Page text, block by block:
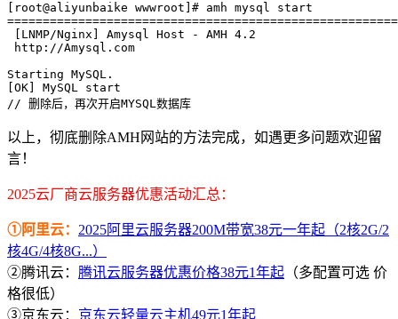
[root@aliyunbaike wwwroot]# amh mysql start
[LNMP/Nginx] Amysql Host - AMH 4.2
http://Amysql.com
Starting MySQL.
[OK] MySQL start
// 删除后，再次开启MYSQL数据库
以上，彻底删除AMH网站的方法完成，如遇更多问题欢迎留
言！
2025云厂商云服务器优惠活动汇总：
①阿里云： 2025阿里云服务器200M带宽38元一年起（2核2G/2
核4G/4核8G...）
②腾讯云： 腾讯云服务器优惠价格38元1年起 （多配置可选 价
格很低）
③京东云： 京东云轻量云主机49元1年起